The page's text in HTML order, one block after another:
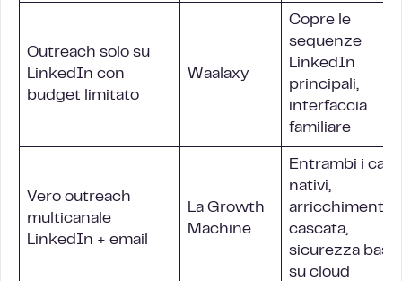
Outreach solo su
LinkedIn con
budget limitato
Waalaxy
Copre le
sequenze
LinkedIn
principali,
interfaccia
familiare
Vero outreach
multicanale
LinkedIn + email
La Growth
Machine
Entrambi i
nativi,
arricchimento
cascata,
sicurezza
su cloud